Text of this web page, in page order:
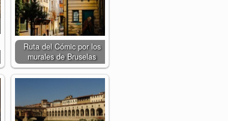
Ruta del Cómic por los
murales de Bruselas